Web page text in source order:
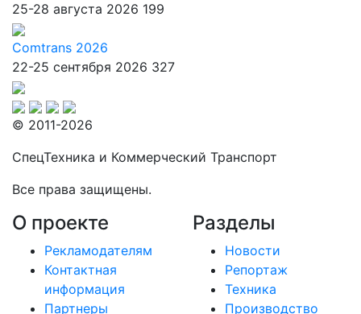
25-28 августа 2026 199
Comtrans 2026
22-25 сентября 2026 327
© 2011-2026
СпецТехника и Коммерческий Транспорт
Все права защищены.
О проекте
Рекламодателям
Контактная
информация
Партнеры
Разделы
Новости
Репортаж
Техника
Производство